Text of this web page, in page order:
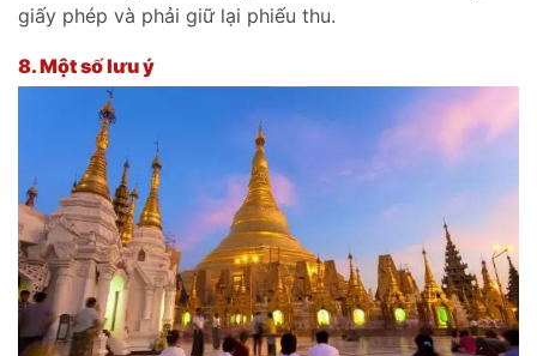
giấy phép và phải giữ lại phiếu thu.
8.Một số lưu ý